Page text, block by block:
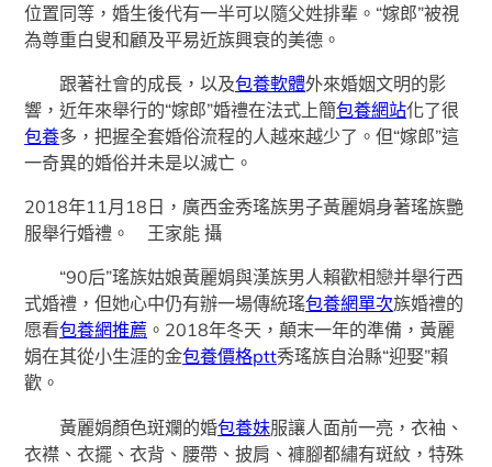
位置同等，婚生後代有一半可以隨父姓排輩。“嫁郎”被視
為尊重白叟和顧及平易近族興衰的美德。
跟著社會的成長，以及包養軟體外來婚姻文明的影
響，近年來舉行的“嫁郎”婚禮在法式上簡包養網站化了很
包養多，把握全套婚俗流程的人越來越少了。但“嫁郎”這
一奇異的婚俗并未是以滅亡。
2018年11月18日，廣西金秀瑤族男子黃麗娟身著瑤族艷
服舉行婚禮。 王家能 攝
“90后”瑤族姑娘黃麗娟與漢族男人賴歡相戀并舉行西
式婚禮，但她心中仍有辦一場傳統瑤包養網單次族婚禮的
愿看包養網推薦 。2018年冬天，顛末一年的準備，黃麗
娟在其從小生涯的金包養價格ptt秀瑤族自治縣“迎娶”賴
歡。
黃麗娟顏色斑斕的婚包養妹服讓人面前一亮，衣袖、
衣襟、衣擺、衣背、腰帶、披肩、褲腳都繡有斑紋，特殊